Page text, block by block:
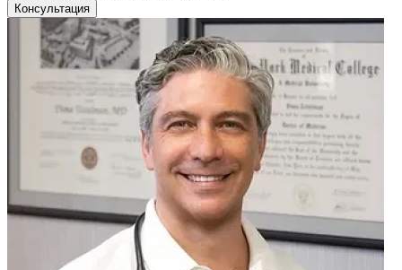
Консультация